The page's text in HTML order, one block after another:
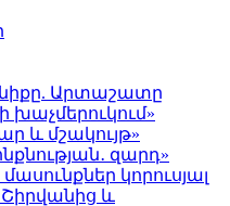
Արտաշատը
խաչմերուկում»
և մշակույթ»
զարդ»
կորուսյալ
և